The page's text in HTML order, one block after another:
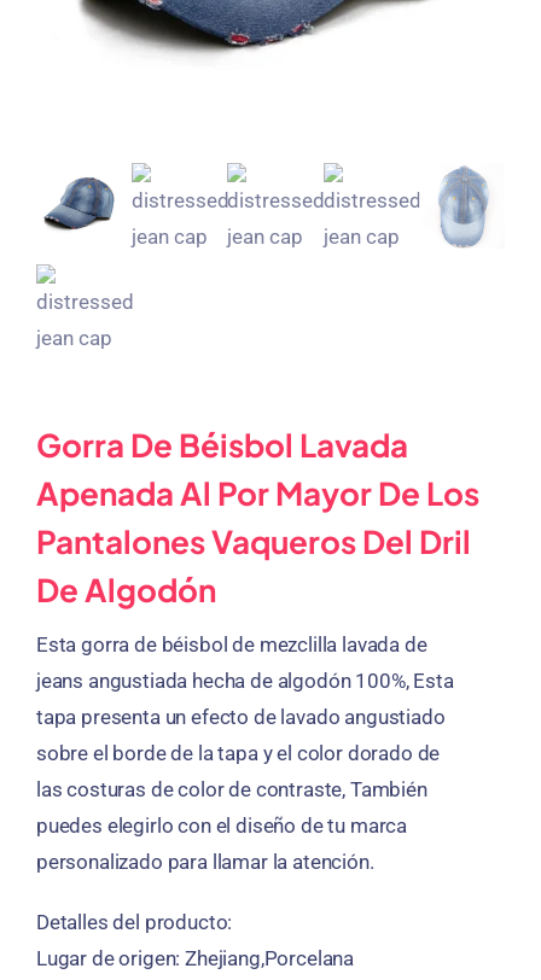
Gorra De Béisbol Lavada
Apenada Al Por Mayor De Los
Pantalones Vaqueros Del Dril
De Algodón
Esta gorra de béisbol de mezclilla lavada de
jeans angustiada hecha de algodón 100%, Esta
tapa presenta un efecto de lavado angustiado
sobre el borde de la tapa y el color dorado de
las costuras de color de contraste, También
puedes elegirlo con el diseño de tu marca
personalizado para llamar la atención.
Detalles del producto:
Lugar de origen: Zhejiang,Porcelana